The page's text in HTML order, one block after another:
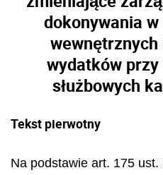
dokonywania
wydatków
służbowych
Tekst pierwotny
Na podstawie art. 175